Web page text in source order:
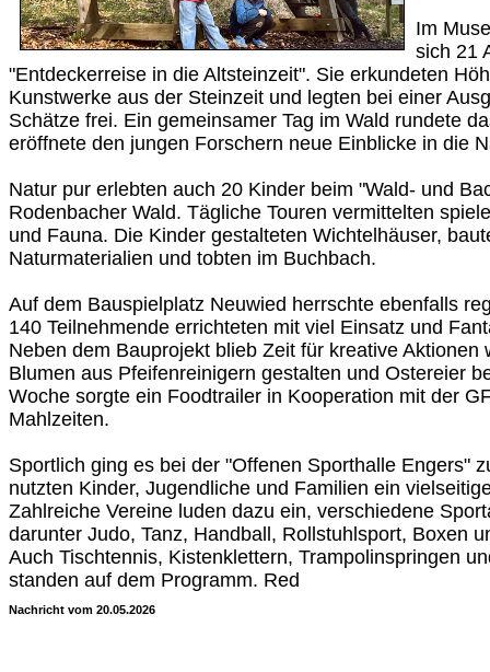
Im
sich 21
"Entdeckerreise in die Altsteinzeit". Sie erkundeten
Kunstwerke aus der Steinzeit und legten bei einer
Schätze frei. Ein gemeinsamer Tag im Wald rundete
eröffnete den jungen Forschern neue Einblicke in die
Natur pur erlebten auch 20 Kinder beim "Wald- und
Rodenbacher Wald. Tägliche Touren vermittelten
und Fauna. Die Kinder gestalteten Wichtelhäuser,
Naturmaterialien und tobten im Buchbach.
Auf dem Bauspielplatz Neuwied herrschte ebenfalls
140 Teilnehmende errichteten mit viel Einsatz und
Neben dem Bauprojekt blieb Zeit für kreative Aktionen
Blumen aus Pfeifenreinigern gestalten und Ostereier
Woche sorgte ein Foodtrailer in Kooperation mit der
Mahlzeiten.
Sportlich ging es bei der "Offenen Sporthalle Engers"
nutzten Kinder, Jugendliche und Familien ein
Zahlreiche Vereine luden dazu ein, verschiedene
darunter Judo, Tanz, Handball, Rollstuhlsport, Boxen
Auch Tischtennis, Kistenklettern, Trampolinspringen
standen auf dem Programm. Red
Nachricht vom 20.05.2026